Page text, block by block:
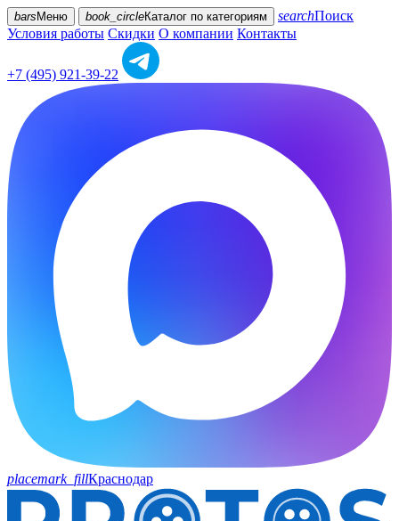
bars Меню book_circleКаталог по категориям searchПоиск
Условия работы Скидки О компании Контакты
+7 (495) 921-39-22
placemark_fillКраснодар